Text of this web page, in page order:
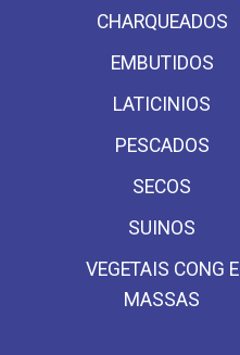
CHARQUEADOS
EMBUTIDOS
LATICINIOS
PESCADOS
SECOS
SUINOS
VEGETAIS CONG E
MASSAS